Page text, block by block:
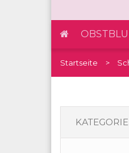
Startseite
KATEGORIE